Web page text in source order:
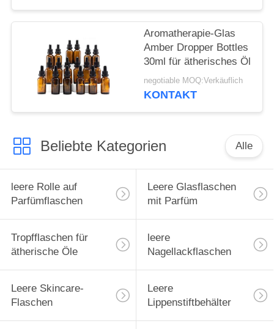
Aromatherapie-Glas
Amber Dropper Bottles
30ml für ätherisches Öl
negotiable MOQ:Verkäuflich
KONTAKT
Beliebte Kategorien Alle
leere Rolle auf
Parfümflaschen
Leere Glasflaschen
mit Parfüm
Tropfflaschen für
ätherische Öle
leere
Nagellackflaschen
Leere Skincare-
Flaschen
Leere
Lippenstiftbehälter